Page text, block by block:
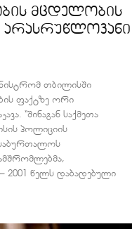
მცდელობის
თბილისში
ფაქტზე ორი
“შინაგან საქმეთა
პოლიციის
საბურთალოს
2001 წელს დაბადებული